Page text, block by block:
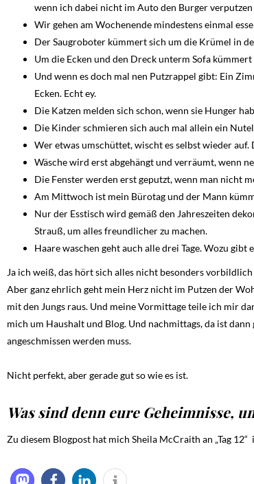
wenn ich dabei nicht im Auto den Burger verputzen
Wir gehen am Wochenende mindestens einmal
Der Saugroboter kümmert sich um die Krümel in
Um die Ecken und den Dreck unterm Sofa
Und wenn es doch mal nen Putzrappel gibt: Ein
Ecken. Echt ey.
Die Katzen melden sich schon, wenn sie Hunger
Die Kinder schmieren sich auch mal allein ein
Wer etwas umschüttet, wischt es selbst wieder
Wäsche wird erst abgehängt und verräumt, wenn
Die Fenster werden erst geputzt, wenn man nicht
Am Mittwoch ist mein Bürotag und der Mann
Nur der Esstisch wird gemäß den Jahreszeiten
Strauß, um alles freundlicher zu machen.
Haare waschen geht auch alle drei Tage. Wozu gibt
Ja ich weiß, das hört sich alles nicht besonders
Aber ganz ehrlich geht mein Herz nicht im Putzen der
mit den Jungs raus. Und meine Vormittage teile ich mir
mich um Haushalt und Blog. Und nachmittags, da ist
angeschmissen werden muss.
Nicht perfekt, aber gerade gut so wie es ist.
Was sind denn eure Geheimnisse,
Zu diesem Blogpost hat mich Sheila McCraith an „Tag 12“